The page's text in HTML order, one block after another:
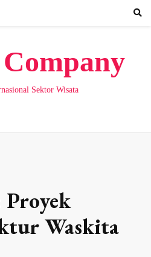
Sektor Wisata
Proyek
Waskita